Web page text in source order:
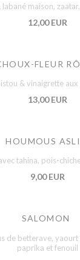
maison,
12,00 EUR
FLEUR
& vinaigrette
13,00 EUR
HOUMOUS
tahina, pois-
9,00 EUR
SALOMON
de betterave,
paprika et fenouil